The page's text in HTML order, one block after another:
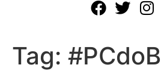
Tag: #PCdoB